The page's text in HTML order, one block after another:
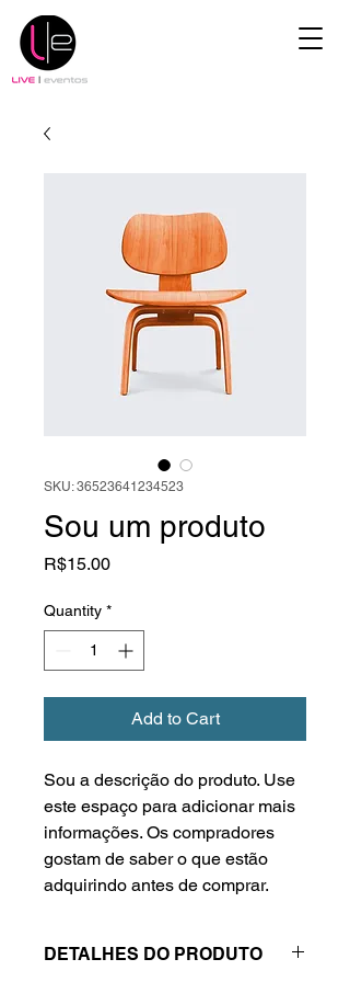
SKU: 36523641234523
Sou um produto
R$15.00Price
Quantity *
Add to Cart
Sou a descrição do produto. Use
este espaço para adicionar mais
informações. Os compradores
gostam de saber o que estão
adquirindo antes de comprar.
DETALHES DO PRODUTO